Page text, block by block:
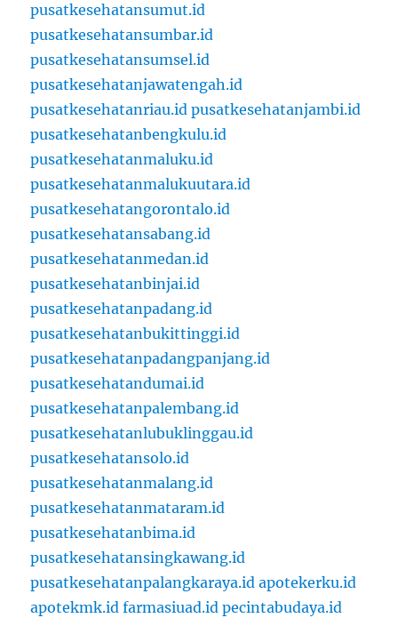
pusatkesehatansumut.id
pusatkesehatansumbar.id
pusatkesehatansumsel.id
pusatkesehatanjawatengah.id
pusatkesehatanriau.id pusatkesehatanjambi.id
pusatkesehatanbengkulu.id
pusatkesehatanmaluku.id
pusatkesehatanmalukuutara.id
pusatkesehatangorontalo.id
pusatkesehatansabang.id
pusatkesehatanmedan.id
pusatkesehatanbinjai.id
pusatkesehatanpadang.id
pusatkesehatanbukittinggi.id
pusatkesehatanpadangpanjang.id
pusatkesehatandumai.id
pusatkesehatanpalembang.id
pusatkesehatanlubuklinggau.id
pusatkesehatansolo.id
pusatkesehatanmalang.id
pusatkesehatanmataram.id
pusatkesehatanbima.id
pusatkesehatansingkawang.id
pusatkesehatanpalangkaraya.id apotekerku.id
apotekmk.id farmasiuad.id pecintabudaya.id